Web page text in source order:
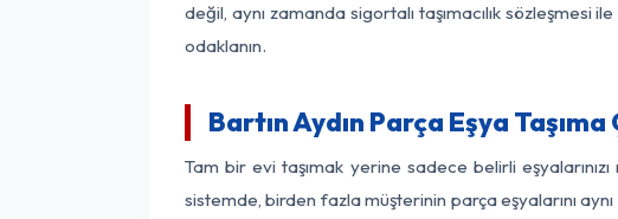
değil, aynı zamanda sigortalı taşımacılık sözleşmesi
odaklanın.
Bartın Aydın Parça Eşya
Tam bir evi taşımak yerine sadece belirli
sistemde, birden fazla müşterinin parça eşyalarını